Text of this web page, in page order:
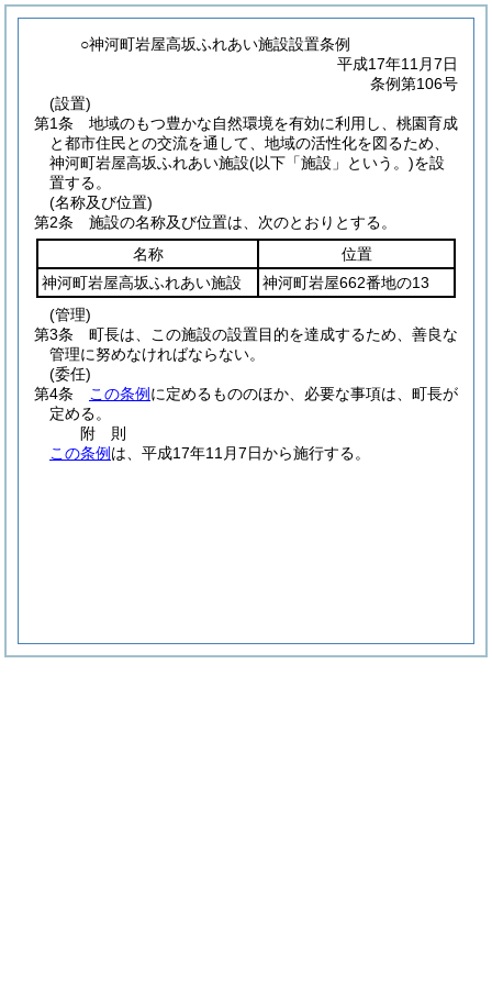
○神河町岩屋高坂ふれあい施設設置条例
平成17年11月7日
条例第106号
(設置)
第1条
地域のもつ豊かな自然環境を有効に利用し、桃園育成
と都市住民との交流を通して、地域の活性化を図るため、
神河町岩屋高坂ふれあい施設(以下「施設」という。)を設
置する。
(名称及び位置)
第2条
施設の名称及び位置は、次のとおりとする。
名称
位置
神河町岩屋高坂ふれあい施設
神河町岩屋662番地の13
(管理)
第3条
町長は、この施設の設置目的を達成するため、善良な
管理に努めなければならない。
(委任)
第4条
この条例 に定めるもののほか、必要な事項は、町長が
定める。
附 則
この条例 は、平成17年11月7日から施行する。